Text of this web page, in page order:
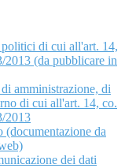
di cui all'art. 14,
2013 (da pubblicare in
amministrazione, di
di cui all'art. 14, co.
2013
(documentazione da
dei dati